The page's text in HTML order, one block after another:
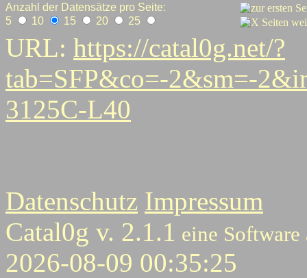
Anzahl der Datensätze pro Seite:
5
10 15 20 25
URL: https://catal0g.net/?
tab=SFP&co=-2&sm=-
3125C-L40
Datenschutz Impressum
Catal0g v. 2.1.1 eine Software
2026-08-09 00:35:25